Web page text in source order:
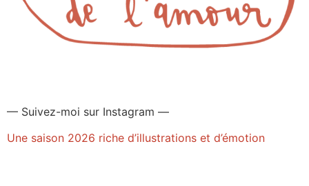
— Suivez-moi sur Instagram —
Une saison 2026 riche d’illustrations et d’émotion